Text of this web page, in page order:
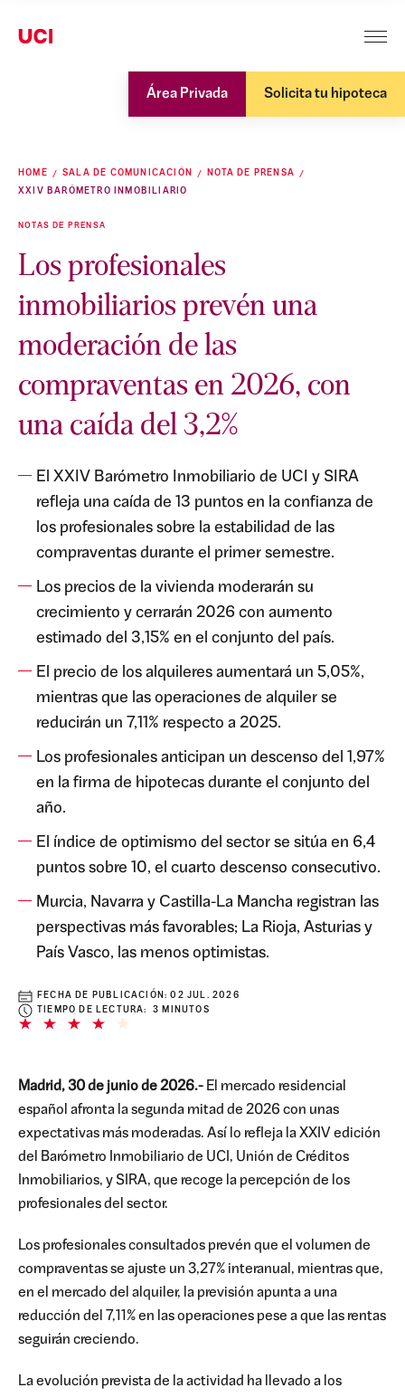
Área Privada Solicita tu hipoteca
HOME SALA DE COMUNICACIÓN
NOTA DE PRENSA
XXIV BARÓMETRO INMOBILIARIO
NOTAS DE PRENSA
Los profesionales
inmobiliarios prevén una
moderación de las
compraventas en 2026, con
una caída del 3,2%
El XXIV Barómetro Inmobiliario de UCI y SIRA
refleja una caída de 13 puntos en la confianza de
los profesionales sobre la estabilidad de las
compraventas durante el primer semestre.
Los precios de la vivienda moderarán su
crecimiento y cerrarán 2026 con aumento
estimado del 3,15% en el conjunto del país.
El precio de los alquileres aumentará un 5,05%,
mientras que las operaciones de alquiler se
reducirán un 7,11% respecto a 2025.
Los profesionales anticipan un descenso del 1,97%
en la firma de hipotecas durante el conjunto del
año.
El índice de optimismo del sector se sitúa en 6,4
puntos sobre 10, el cuarto descenso consecutivo.
Murcia, Navarra y Castilla-La Mancha registran las
perspectivas más favorables; La Rioja, Asturias y
País Vasco, las menos optimistas.
FECHA DE PUBLICACIÓN:02 JUL. 2026
TIEMPO DE LECTURA: 3 MINUTOS
Madrid, 30 de junio de 2026.- El mercado residencial
español afronta la segunda mitad de 2026 con unas
expectativas más moderadas. Así lo refleja la XXIV edición
del Barómetro Inmobiliario de UCI, Unión de Créditos
Inmobiliarios, y SIRA, que recoge la percepción de los
profesionales del sector.
Los profesionales consultados prevén que el volumen de
compraventas se ajuste un 3,27% interanual, mientras que,
en el mercado del alquiler, la previsión apunta a una
reducción del 7,11% en las operaciones pese a que las rentas
seguirán creciendo.
La evolución prevista de la actividad ha llevado a los